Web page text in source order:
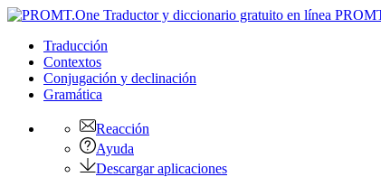
Traducción
Contextos
Conjugación y declinación
Gramática
Reacción
Ayuda
Descargar aplicaciones